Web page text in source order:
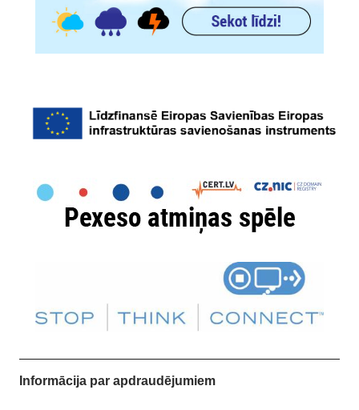
Informācija par apdraudējumiem